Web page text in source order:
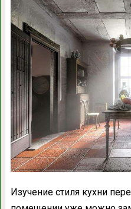
Изучение стиля кухни